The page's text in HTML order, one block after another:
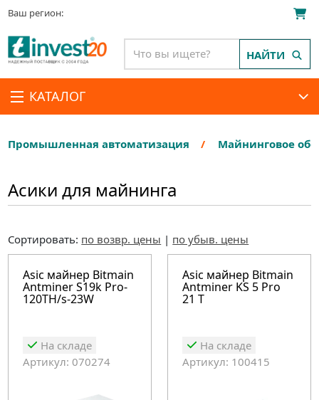
Ваш регион:
КАТАЛОГ
НАЙТИ
Промышленная автоматизация Майнинговое
Асики для майнинга
Сортировать: по возвр. цены | по убыв. цены
Asic майнер Bitmain
Antminer S19k Pro-
120TH/s-23W
На складе
Артикул: 070274
Asic майнер Bitmain
Antminer KS 5 Pro
21 T
На складе
Артикул: 100415